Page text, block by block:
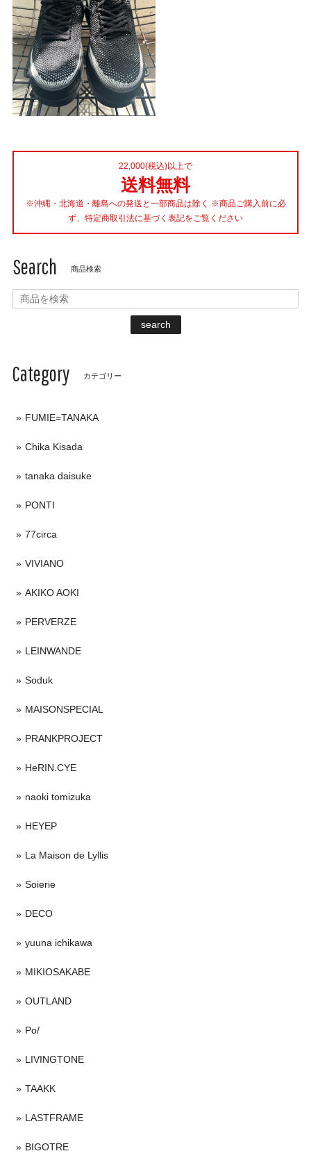
22,000(税込)以上で
送料無料
※沖縄・北海道・離島への発送と一部商品は除く ※商品ご購入前に必
ず、特定商取引法に基づく表記をご覧ください
Search 商品検索
search
Category カテゴリー
FUMIE=TANAKA
Chika Kisada
tanaka daisuke
PONTI
77circa
VIVIANO
AKIKO AOKI
PERVERZE
LEINWANDE
Soduk
MAISONSPECIAL
PRANKPROJECT
HeRIN.CYE
naoki tomizuka
HEYEP
La Maison de Lyllis
Soierie
DECO
yuuna ichikawa
MIKIOSAKABE
OUTLAND
Po/
LIVINGTONE
TAAKK
LASTFRAME
BIGOTRE